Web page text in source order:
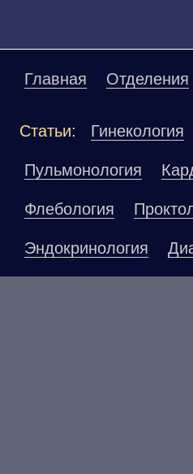
Главная Отделения
Статьи: Гинекология
Пульмонология
Флебология
Эндокринология